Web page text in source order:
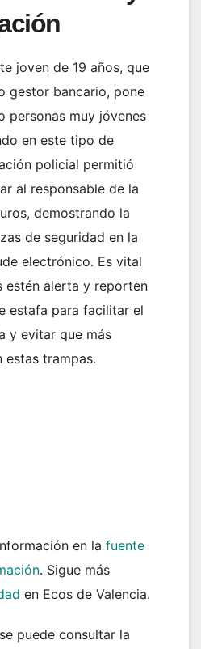
joven de 19 años, que
gestor bancario, pone
personas muy jóvenes
en este tipo de
policial permitió
al responsable de la
demostrando la
de seguridad en la
electrónico. Es vital
estén alerta y reporten
estafa para facilitar el
y evitar que más
estas trampas.
en la fuente
. Sigue más
en Ecos de Valencia.
puede consultar la